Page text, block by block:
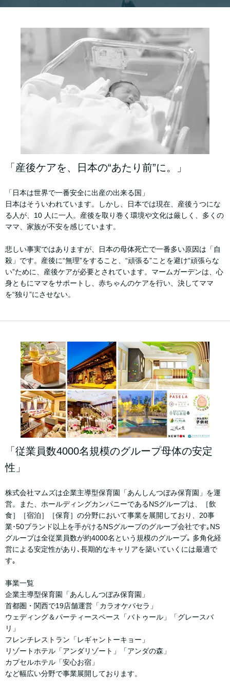
「産後ケアを、日本の“あたり前”に。」
「日本は世界で一番安全に出産の出来る国」
日本はそういわれています。しかし、日本では現在、産後うつにな
る人が、10 人に一人。産後を取り巻く環境や文化は厳しく、多くの
ママ、家族が不安を感じています。
悲しい事実ではありますが、日本の母体死亡で一番多い原因は「自
殺」です。産後に“無理”をすること、“頑張る”ことを避け“頑張らな
い”ために、産後ケアが必要とされています。マームガーデンは、心
身ともにママをサポートし、赤ちゃんのケアを行い、決してママ
を“独り”にさせない。
「従業員数4000名規模のグループ母体の安定
性」
株式会社マムズは企業主導型保育園「あんしんつぼみ保育園」を運
営。また、ホールディングカンパニーであるNSグループは、［飲
食］［宿泊］［保育］の分野において事業を展開しており、20事
業･50ブランド以上を手がけるNSグループのグループ会社です｡NS
グループは全従業員数が約4000名という規模のグループ｡ 多角化経
営による安定性があり､長期的なキャリアを築いていくには最適で
す｡
事業一覧
企業主導型保育園「あんしんつぼみ保育園」
首都圏・関西で19店舗運営「カラオケパセラ」
ウェディング＆パーティースペース「バトゥール」「グレースバ
リ」
フレンチレストラン「レギャントーキョー」
リゾートホテル「アンダリゾート」「アンダの森」
カプセルホテル「安心お宿」
など幅広い分野で事業展開しております。